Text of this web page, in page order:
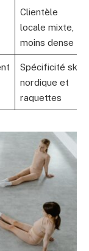
Clientèle
locale mixte,
moins dense
Spécificité ski
nordique et
raquettes